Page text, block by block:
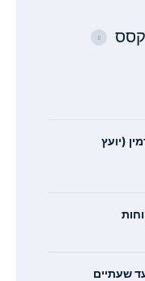
(יועץ
שעתיים